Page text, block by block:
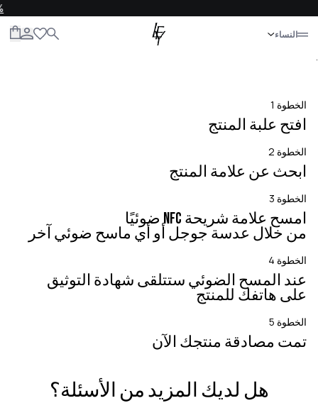
النساء
إغلاق
.
الخطوة 1
افتح علبة المنتج
الخطوة 2
ابحث عن علامة المنتج
الخطوة 3
من خلال عدسة جوجل أو أي ماسح ضوئي آخر
الخطوة 4
على هاتفك للمنتج
الخطوة 5
تمت مصادقة منتجك الآن
هل لديك المزيد من الأسئلة؟